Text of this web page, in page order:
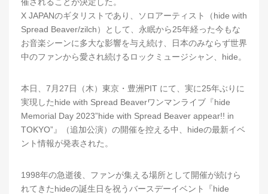
X JAPANのギタリストであり、ソロアーティスト（hide with
Spread Beaver/zilch）として、永眠から25年経った今もな
お音楽シーンに多大な影響を与え続け、日本のみならず世界
中のファンから愛され続けるロックミュージシャン、hide。
本日、7月27日（木）東京・豊洲PIT にて、実に25年ぶりに
実現したhide with Spread Beaverワンマンライブ『hide
Memorial Day 2023”hide with Spread Beaver appear!! in
TOKYO”』（追加公演）の開催を控える中、hideの最新イベ
ント情報が発表された。
1998年の急逝後、ファンが集える場所として開催が続けら
れてきたhideの誕生日を祝うバースデーイベント『hide